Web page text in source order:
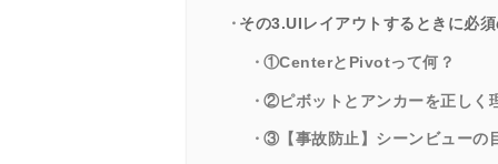
その3.UIレイアウトするときに必
①CenterとPivotって何？
②ピボットとアンカーを正しく
③【事故防止】シーンビューの